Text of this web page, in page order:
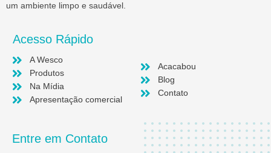
um ambiente limpo e saudável.
Acesso Rápido
A Wesco
Produtos
Na Mídia
Apresentação comercial
Acacabou
Blog
Contato
Entre em Contato